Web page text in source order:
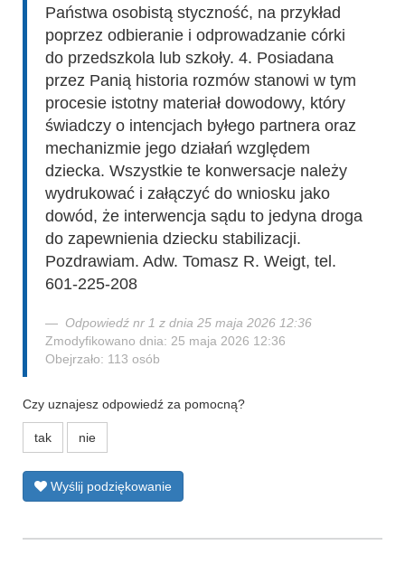
Państwa osobistą styczność, na przykład
poprzez odbieranie i odprowadzanie córki
do przedszkola lub szkoły. 4. Posiadana
przez Panią historia rozmów stanowi w tym
procesie istotny materiał dowodowy, który
świadczy o intencjach byłego partnera oraz
mechanizmie jego działań względem
dziecka. Wszystkie te konwersacje należy
wydrukować i załączyć do wniosku jako
dowód, że interwencja sądu to jedyna droga
do zapewnienia dziecku stabilizacji.
Pozdrawiam. Adw. Tomasz R. Weigt, tel.
601-225-208
Odpowiedź nr 1 z dnia 25 maja 2026 12:36
Zmodyfikowano dnia: 25 maja 2026 12:36
Obejrzało: 113 osób
Czy uznajesz odpowiedź za pomocną?
tak nie
Wyślij podziękowanie